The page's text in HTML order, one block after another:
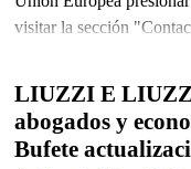
visitar la sección
LIUZZI E
abogados y
Bufete